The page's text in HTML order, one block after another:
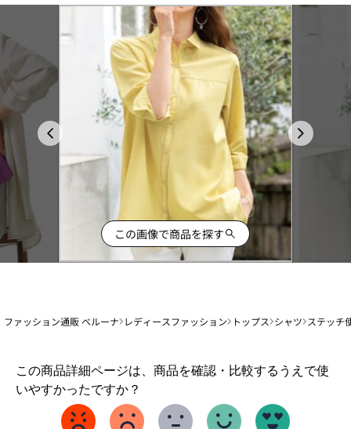
この画像で商品を探す
ファッション通販 ベルーナ レディースファッション トップス シャツ ステッチ
この商品詳細ページは、商品を確認・比較するうえで使
いやすかったですか？
1
か